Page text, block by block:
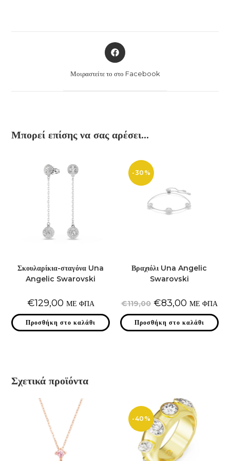
Opens
in
Μοιραστείτε το στο Facebook
Μπορεί επίσης να σας αρέσει…
Σκουλαρίκια-σταγόνα Una
Angelic Swarovski
€129,00 ΜΕ ΦΠΑ
Προσθήκη στο καλάθι
-30%
Βραχιόλι Una Angelic
Swarovski
€119,00 Original
price
was:
€119,00.
€83,00Η
τρέχουσα
τιμή
είναι:
€83,00.
ΜΕ ΦΠΑ
Προσθήκη στο καλάθι
Σχετικά προϊόντα
-40%